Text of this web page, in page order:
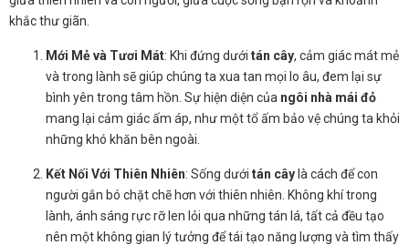
khắc thư giãn.
Mới Mẻ và Tươi Mát: Khi đứng dưới tán cây, cảm giác mát mẻ
và trong lành sẽ giúp chúng ta xua tan mọi lo âu, đem lại sự
bình yên trong tâm hồn. Sự hiện diện của ngôi nhà mái đỏ
mang lại cảm giác ấm áp, như một tổ ấm bảo vệ chúng ta khỏi
những khó khăn bên ngoài.
Kết Nối Với Thiên Nhiên: Sống dưới tán cây là cách để con
người gắn bó chặt chẽ hơn với thiên nhiên. Không khí trong
lành, ánh sáng rực rỡ len lỏi qua những tán lá, tất cả đều tạo
nên một không gian lý tưởng để tái tạo năng lượng và tìm thấy